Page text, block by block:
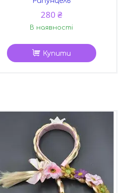
280 ₴
В наявності
Купити